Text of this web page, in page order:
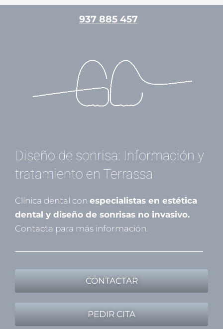
937 885 457
/ Por Mariona Gamell
Diseño de sonrisa: Información y
tratamiento en Terrassa
Clínica dental con especialistas en estética
dental y diseño de sonrisas no invasivo.
Contacta para más información.
CONTACTAR
PEDIR CITA